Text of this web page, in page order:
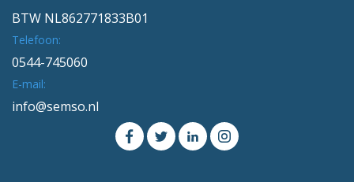
BTW NL862771833B01
Telefoon:
0544-745060
E-mail:
info@semso.nl